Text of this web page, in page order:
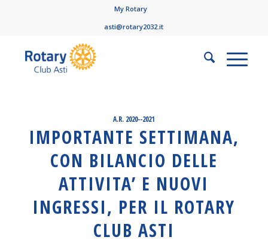
My Rotary
asti@rotary2032.it
A.R. 2020--2021
IMPORTANTE SETTIMANA,
CON BILANCIO DELLE
ATTIVITA’ E NUOVI
INGRESSI, PER IL ROTARY
CLUB ASTI